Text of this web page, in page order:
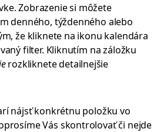
Zobrazenie si môžete
denného, týždenného alebo
že kliknete na ikonu kalendára
filter. Kliknutím na záložku
rozkliknete detailnejšie
nájsť konkrétnu položku vo
Vás skontrolovať či nejde